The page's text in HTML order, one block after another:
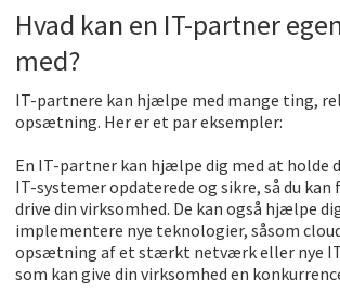
Hvad kan en IT-partner
med?
IT-partnere kan hjælpe med mange ting,
opsætning. Her er et par eksempler:
En IT-partner kan hjælpe dig med at holde
IT-systemer opdaterede og sikre, så du kan
drive din virksomhed. De kan også hjælpe
implementere nye teknologier, såsom
opsætning af et stærkt netværk eller nye
som kan give din virksomhed en